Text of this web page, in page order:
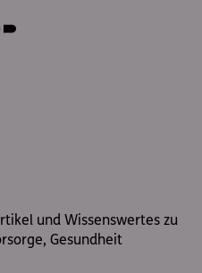
und Wissenswertes zu
Gesundheit